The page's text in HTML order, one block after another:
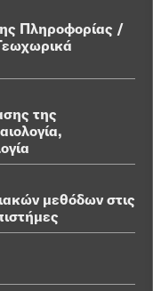
Πληροφορίας /
της
μεθόδων στις